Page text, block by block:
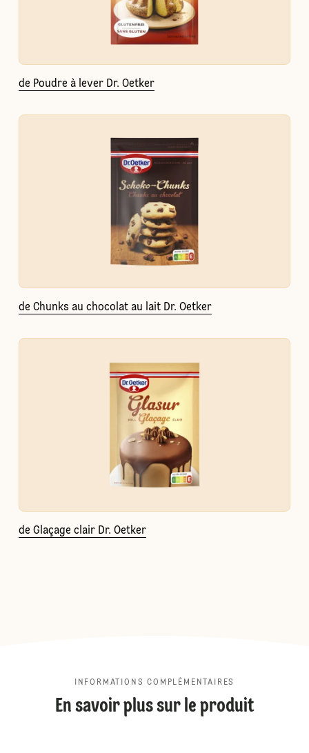
de Poudre à lever Dr. Oetker
de Chunks au chocolat au lait Dr. Oetker
de Glaçage clair Dr. Oetker
INFORMATIONS COMPLÉMENTAIRES
En savoir plus sur le produit